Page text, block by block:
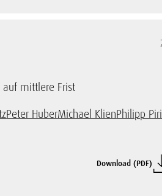
auf mittlere Frist
Peter HuberMichael KlienPhilipp
Download (PDF)